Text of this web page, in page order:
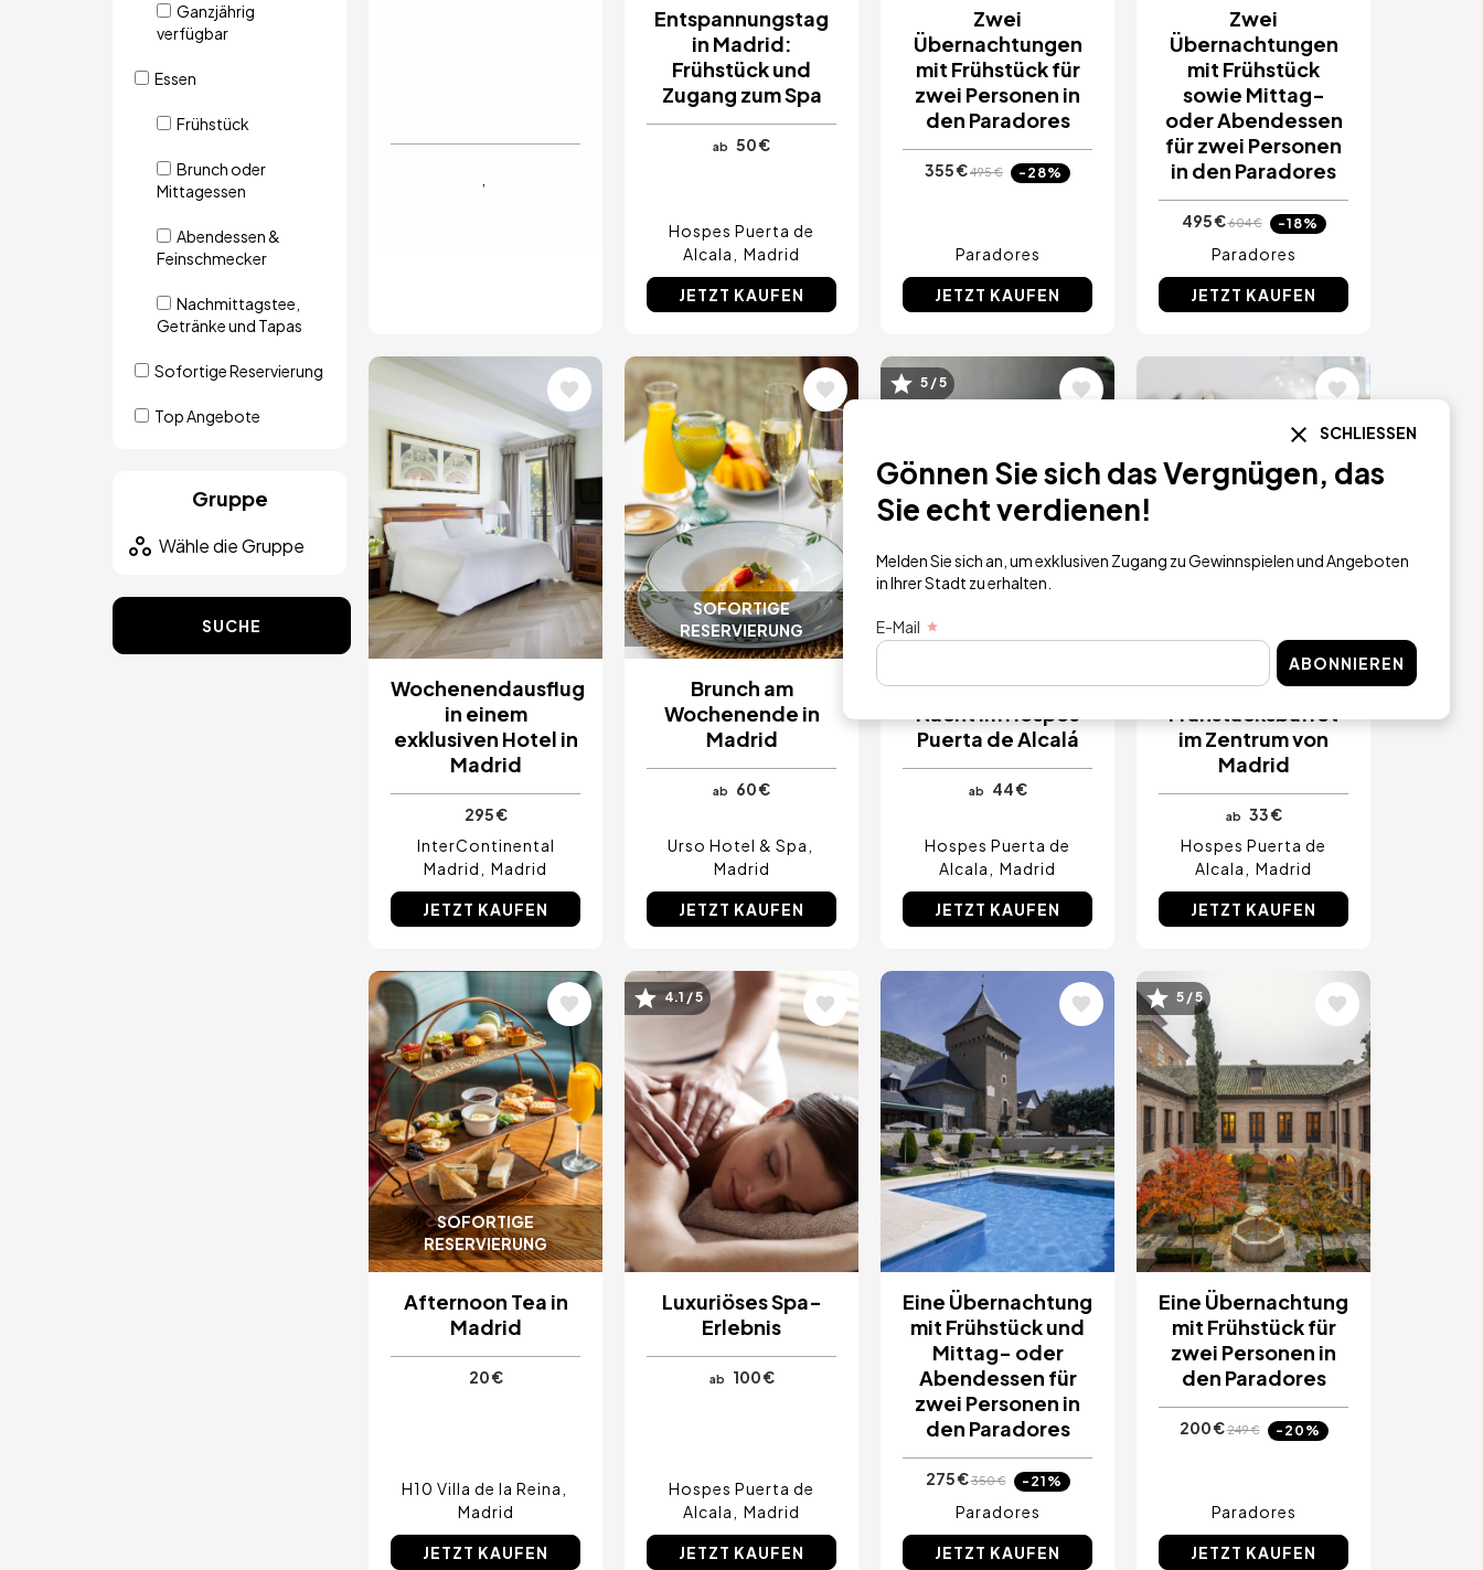
Ganzjährig
verfügbar
Essen
Frühstück
Brunch oder
Mittagessen
Abendessen &
Feinschmecker
Nachmittagstee,
Getränke und Tapas
Sofortige Reservierung
Top Angebote
Gruppe
SUCHE
Entspannungstag
in Madrid:
Frühstück und
Zugang zum Spa
ab 50 €
Hospes Puerta de
Alcala
Madrid
JETZT KAUFEN
Zwei
Übernachtungen
mit Frühstück für
zwei Personen in
den Paradores
355 €495 € -28%
Paradores
JETZT KAUFEN
Zwei
Übernachtungen
mit Frühstück
sowie Mittag-
oder Abendessen
für zwei Personen
in den Paradores
495 €604 € -18%
Paradores
JETZT KAUFEN
Bild
Wochenendausflug
in einem
exklusiven Hotel in
Madrid
295 €
InterContinental
Madrid
Madrid
JETZT KAUFEN
SOFORTIGE
RESERVIERUNG
Bild
Brunch am
Wochenende in
Madrid
ab 60 €
Urso Hotel & Spa
Madrid
JETZT KAUFEN
RESERVIERUNG
Bild5 / 5
Brunch in der
Puerta de Alcalá
ab 44 €
Hospes Puerta de
Alcala
Madrid
JETZT KAUFEN
Bild
Luxuriöses
im Zentrum von
Madrid
ab
33 €
Hospes Puerta de
Alcala
Madrid
JETZT KAUFEN
SOFORTIGE
RESERVIERUNG
Bild
Afternoon Tea in
Madrid
20 €
H10 Villa de la Reina
Madrid
JETZT KAUFEN
Bild4.1 / 5
Luxuriöses Spa-
Erlebnis
ab 100 €
Hospes Puerta de
Alcala
Madrid
JETZT KAUFEN
Eine Übernachtung
mit Frühstück und
Mittag- oder
Abendessen für
zwei Personen in
den Paradores
275 €350 € -21%
Paradores
JETZT KAUFEN
Bild5 / 5
Eine Übernachtung
mit Frühstück für
zwei Personen in
den Paradores
200 €249 € -20%
Paradores
JETZT KAUFEN
SCHLIESSEN
Gönnen Sie sich das Vergnügen, das
Sie echt verdienen!
Melden Sie sich an, um exklusiven Zugang zu Gewinnspielen und Angeboten
in Ihrer Stadt zu erhalten.
E-Mail
ABONNIEREN